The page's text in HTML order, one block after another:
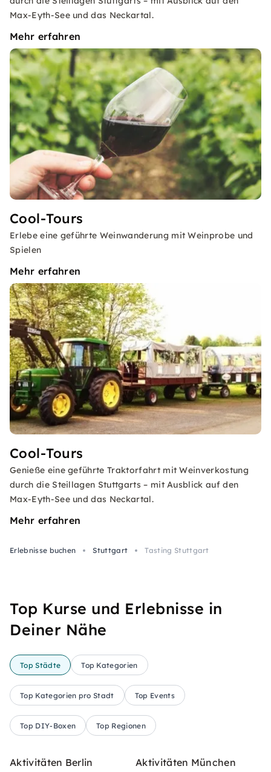
Max-Eyth-See und das Neckartal.
Mehr erfahren
Cool-Tours
Erlebe eine geführte Weinwanderung mit Weinprobe und
Spielen
Mehr erfahren
Cool-Tours
Genieße eine geführte Traktorfahrt mit Weinverkostung
durch die Steillagen Stuttgarts – mit Ausblick auf den
Max-Eyth-See und das Neckartal.
Mehr erfahren
Erlebnisse buchen Stuttgart Tasting Stuttgart
Top Kurse und Erlebnisse in
Deiner Nähe
Top Städte Top Kategorien
Top Kategorien pro Stadt Top Events
Top DIY-Boxen Top Regionen
Aktivitäten Berlin Aktivitäten München